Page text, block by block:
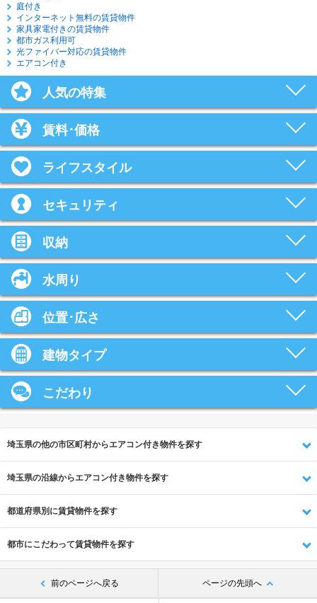
庭付き
インターネット無料の賃貸物件
家具家電付きの賃貸物件
都市ガス利用可
光ファイバー対応の賃貸物件
エアコン付き
人気の特集
賃料･価格
ライフスタイル
セキュリティ
収納
水周り
位置･広さ
建物タイプ
こだわり
埼玉県の他の市区町村からエアコン付き物件を探す
埼玉県の沿線からエアコン付き物件を探す
都道府県別に賃貸物件を探す
都市にこだわって賃貸物件を探す
前のページへ戻る ページの先頭へ